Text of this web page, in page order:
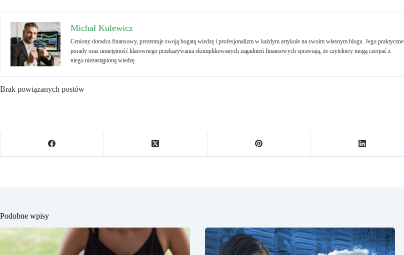
Michał Kulewicz
Ceniony doradca finansowy, prezentuje swoją bogatą wiedzę i profesjonalizm w każdym artykule na swoim własnym blogu. Jego praktyczne
porady oraz umiejętność klarownego przekazywania skomplikowanych zagadnień finansowych sprawiają, że czytelnicy mogą czerpać z
niego niezastąpioną wiedzę.
Brak powiązanych postów
Podobne wpisy